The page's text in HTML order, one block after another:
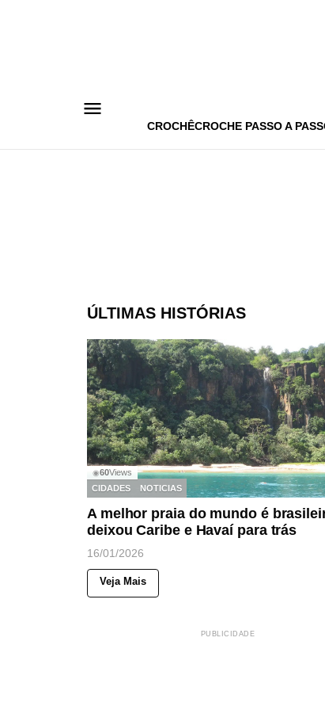
CROCHÊCROCHE PASSO A
ÚLTIMAS HISTÓRIAS
◉60Views
CIDADES
NOTICIAS
A melhor praia do mundo é
deixou Caribe e Havaí para trás
16/01/2026
Veja Mais
PUBLICIDADE